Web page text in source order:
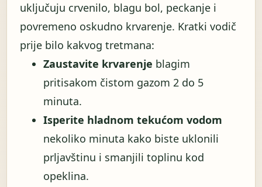
uključuju crvenilo, blagu bol, peckanje i
povremeno oskudno krvarenje. Kratki vodič
prije bilo kakvog tretmana:
Zaustavite krvarenje blagim
pritisakom čistom gazom 2 do 5
minuta.
Isperite hladnom tekućom vodom
nekoliko minuta kako biste uklonili
prljavštinu i smanjili toplinu kod
opeklina.